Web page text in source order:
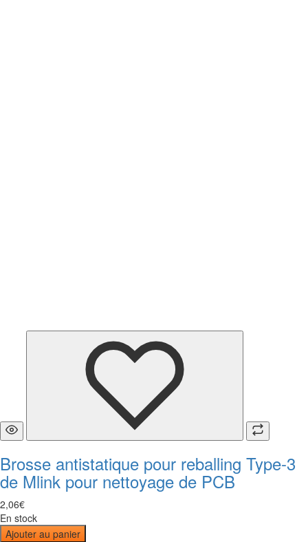
Brosse antistatique pour reballing Type-3
de Mlink pour nettoyage de PCB
2,06€
En stock
Ajouter au panier